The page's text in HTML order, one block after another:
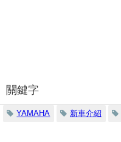
關鍵字
YAMAHA 新車介紹